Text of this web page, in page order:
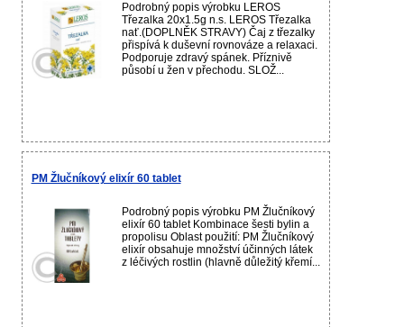
Podrobný popis výrobku LEROS
Třezalka 20x1.5g n.s. LEROS Třezalka
nať.(DOPLNĚK STRAVY) Čaj z třezalky
přispívá k duševní rovnováze a relaxaci.
Podporuje zdravý spánek. Příznivě
působí u žen v přechodu. SLOŽ...
PM Žlučníkový elixír 60 tablet
Podrobný popis výrobku PM Žlučníkový
elixír 60 tablet Kombinace šesti bylin a
propolisu Oblast použití: PM Žlučníkový
elixír obsahuje množství účinných látek
z léčivých rostlin (hlavně důležitý křemí...